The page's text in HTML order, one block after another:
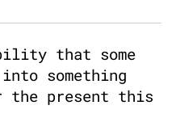
that some
something
the present this